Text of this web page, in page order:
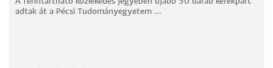
adtak át a Pécsi Tudományegyetem ...